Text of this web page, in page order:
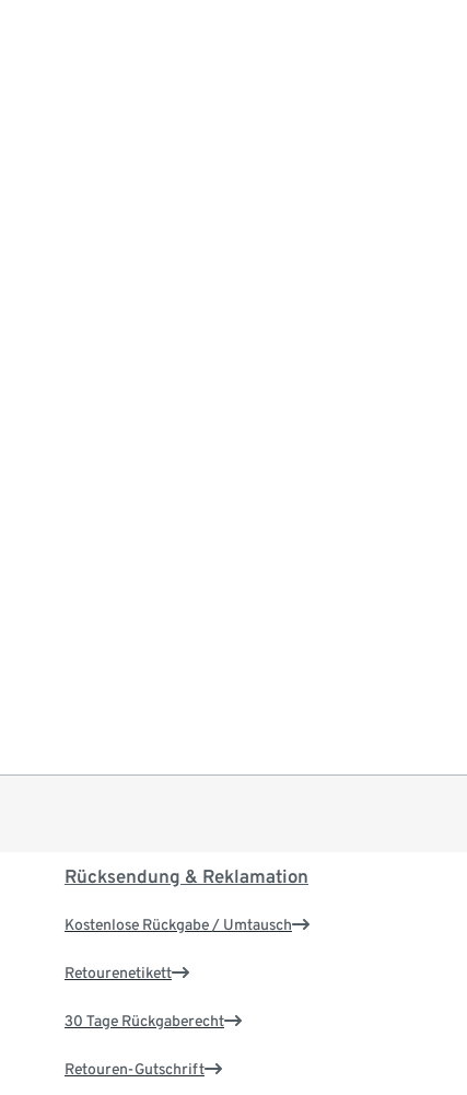
Rücksendung & Reklamation
Kostenlose Rückgabe / Umtausch
Retourenetikett
30 Tage Rückgaberecht
Retouren-Gutschrift